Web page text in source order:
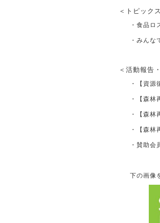
＜トピック
・食品
・みん
＜活動報告
・【資
・【森
・【森
・【森
・賛助会
下の画像